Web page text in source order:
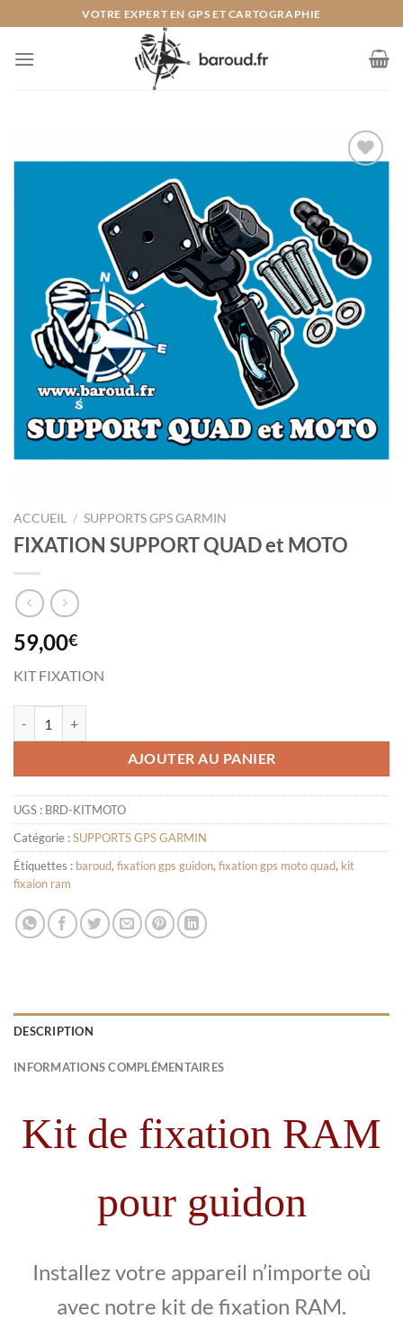
au
contenu
VOTRE EXPERT EN GPS ET CARTOGRAPHIE
souhaits
ACCUEIL / SUPPORTS GPS GARMIN
FIXATION SUPPORT QUAD et MOTO
59,00€
KIT FIXATION
AJOUTER AU PANIER
UGS : BRD-KITMOTO
Catégorie :SUPPORTS GPS GARMIN
Étiquettes : baroud, fixation gps guidon, fixation gps moto quad, kit
fixaion ram
DESCRIPTION
INFORMATIONS COMPLÉMENTAIRES
Kit de fixation RAM
pour guidon
Installez votre appareil n’importe où
avec notre kit de fixation RAM.